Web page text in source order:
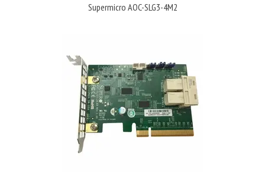
Supermicro AOC-SLG3-4M2